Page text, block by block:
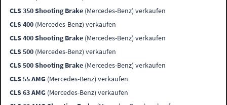
CLS 350 Shooting Brake (Mercedes-Benz) verkaufen
CLS 400 (Mercedes-Benz) verkaufen
CLS 400 Shooting Brake (Mercedes-Benz) verkaufen
CLS 500 (Mercedes-Benz) verkaufen
CLS 500 Shooting Brake (Mercedes-Benz) verkaufen
CLS 55 AMG (Mercedes-Benz) verkaufen
CLS 63 AMG (Mercedes-Benz) verkaufen